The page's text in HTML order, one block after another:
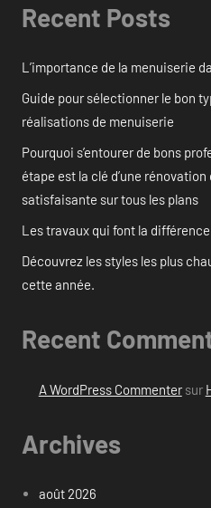
Recent Posts
L’importance de la menuiserie
Guide pour sélectionner le bon
réalisations de menuiserie
Pourquoi s’entourer de bons
étape est la clé d’une
satisfaisante sur tous les plans
Les travaux qui font la
Découvrez les styles les plus
cette année.
Recent
A WordPress Commentersur
Archives
août 2026